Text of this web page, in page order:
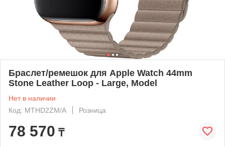
Браслет/ремешок для Apple Watch 44mm
Stone Leather Loop - Large, Model
Нет в наличии
Код: MTHD2ZM/A
Розница
78 570 ₸